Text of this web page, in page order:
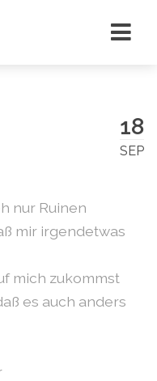
18
SEP
nur Ruinen
mir irgendetwas
mich zukommst
es auch anders